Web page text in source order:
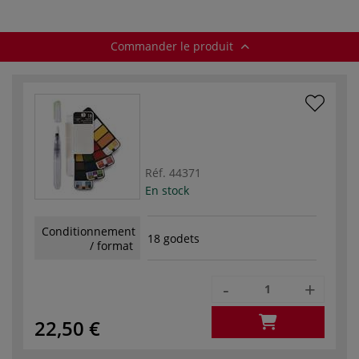
Commander le produit
Réf. 44371
En stock
Conditionnement
/ format
18 godets
22,50 €
- +